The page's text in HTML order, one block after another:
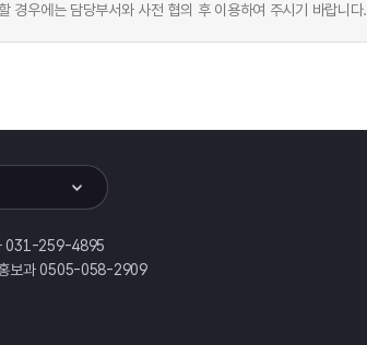
경우에는 담당부서와 사전 협의 후 이용하여 주시기 바랍니다.
031-259-4895
보과 0505-058-2909